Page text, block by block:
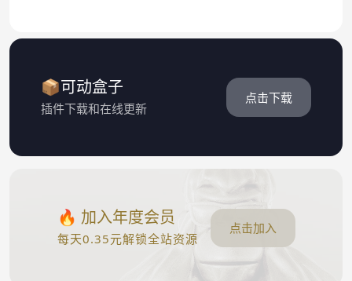
📦可动盒子
插件下载和在线更新
点击下载
🔥 加入年度会员
每天0.35元解锁全站资源
点击加入